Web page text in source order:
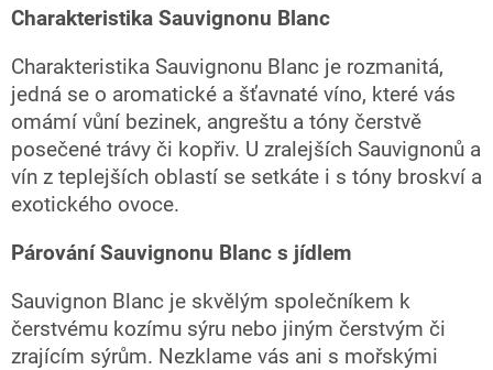
v
y
v
ý
p
i
s
u
Charakteristika Sauvignonu Blanc
Charakteristika Sauvignonu Blanc je rozmanitá,
jedná se o aromatické a šťavnaté víno, které vás
omámí vůní bezinek, angreštu a tóny čerstvě
posečené trávy či kopřiv. U zralejších Sauvignonů a
vín z teplejších oblastí se setkáte i s tóny broskví a
exotického ovoce.
Párování Sauvignonu Blanc s jídlem
Sauvignon Blanc je skvělým společníkem k
čerstvému kozímu sýru nebo jiným čerstvým či
zrajícím sýrům. Nezklame vás ani s mořskými